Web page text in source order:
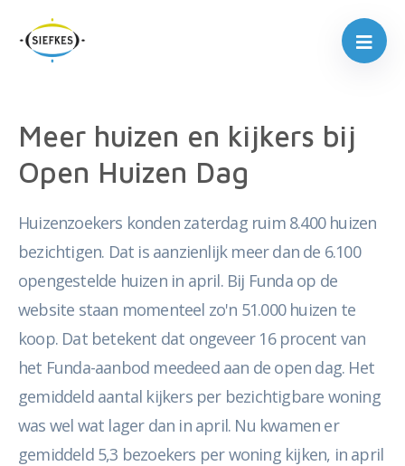
Meer huizen en kijkers bij
Open Huizen Dag
Huizenzoekers konden zaterdag ruim 8.400 huizen
bezichtigen. Dat is aanzienlijk meer dan de 6.100
opengestelde huizen in april. Bij Funda op de
website staan momenteel zo'n 51.000 huizen te
koop. Dat betekent dat ongeveer 16 procent van
het Funda-aanbod meedeed aan de open dag. Het
gemiddeld aantal kijkers per bezichtigbare woning
was wel wat lager dan in april. Nu kwamen er
gemiddeld 5,3 bezoekers per woning kijken, in april